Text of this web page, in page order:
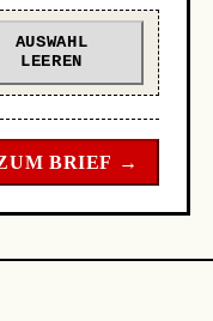
Parchim II –
Rostock I
– Ludwigslust-
AUSWAHL
LEEREN
BRIEF →